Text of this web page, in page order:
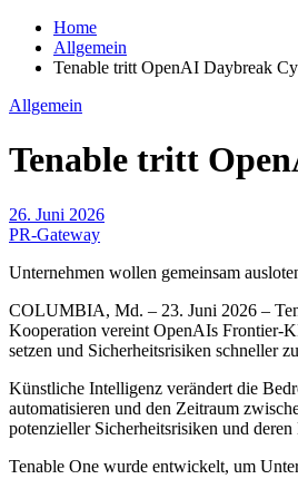
Home
Allgemein
Tenable tritt OpenAI Daybreak
Allgemein
Tenable tritt
26. Juni 2026
PR-Gateway
Unternehmen wollen gemeinsam
COLUMBIA, Md. – 23. Juni 2026 –
Kooperation vereint OpenAIs Frontier-
setzen und Sicherheitsrisiken schneller
Künstliche Intelligenz verändert die
automatisieren und den Zeitraum
potenzieller Sicherheitsrisiken und
Tenable One wurde entwickelt, um